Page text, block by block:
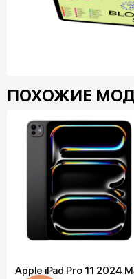
ПОХОЖИЕ
Apple iPad Pro 11 2024